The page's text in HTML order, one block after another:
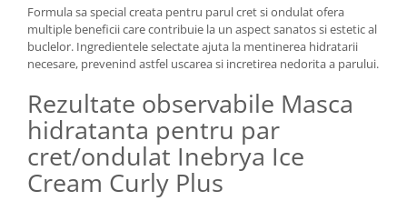
Formula sa special creata pentru parul cret si ondulat ofera
multiple beneficii care contribuie la un aspect sanatos si estetic al
buclelor. Ingredientele selectate ajuta la mentinerea hidratarii
necesare, prevenind astfel uscarea si incretirea nedorita a parului.
Rezultate observabile Masca
hidratanta pentru par
cret/ondulat Inebrya Ice
Cream Curly Plus